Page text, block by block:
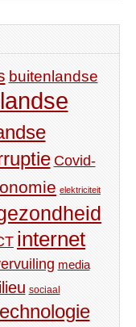
buitenlandse
Covid-
elektriciteit
internet
media
sociaal